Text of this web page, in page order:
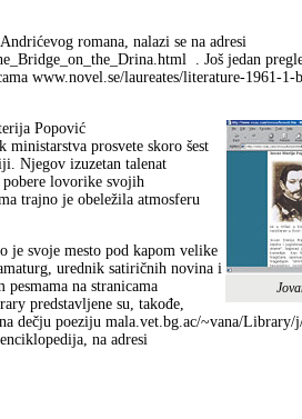
romana, nalazi se na adresi
. Još jedan
www.novel.se/laureates/literature-1961-
Popović
ministarstva prosvete skoro šest
Njegov izuzetan talenat
lovorike svojih
trajno je obeležila atmosferu
je svoje mesto pod kapom velike
urednik satiričnih novina i
na stranicama
predstavljene su, takođe,
dečju poeziju mala.vet.bg.ac/~vana/Library/
na adresi